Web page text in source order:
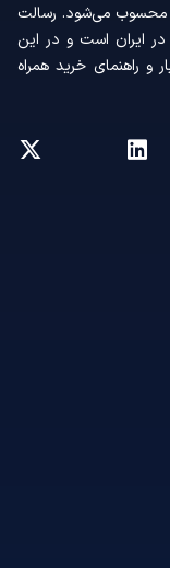
محسوب می‌شود. رسالت
ایران است و در این
و راهنمای خرید همراه